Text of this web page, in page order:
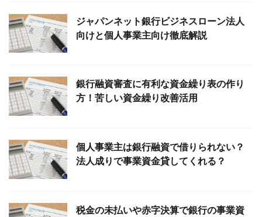
ジャパンネット銀行ビジネスローン法人
向けと個人事業主向け徹底解説
銀行融資審査に有利な資金繰り表の作り
方！苦しい資金繰り改善活用
個人事業主は銀行融資で借りられない？
法人成りで事業資金貸してくれる？
税金の未払いや赤字決算で銀行の事業資